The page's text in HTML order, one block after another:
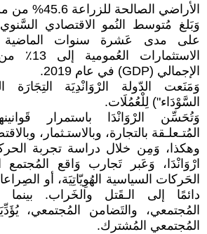
الأراضي الصالحة للزراعة 45.6% من مساحة البلاد.
على مدى عَشرة سنوات الماضية
الإجمالي (GDP) في عام 2019.
وَمَنَعت الدّولة الرْوَانْدِيَة التِجَارَة
السَّوْدَاء") لِلْعُمُلَات.
وَتُحَسِّن الرْوَانْدَا باستمرار
المُتـعلـقة بالتجارة، وبالاستـثمار،
وهكذا، وَمِن خلال دراسة تجربة
ارْوَانْدَا، وَعَبر تَجارب وَاقع المُجتمع
الحَركات السياسية الهُوِيّاتِيَة، أو
دائمًا إلى الـقَتل والخَراب. بينما
المُجتمعي، والتَضامن المُجتمعي،
المُجتمعي المُشترك.